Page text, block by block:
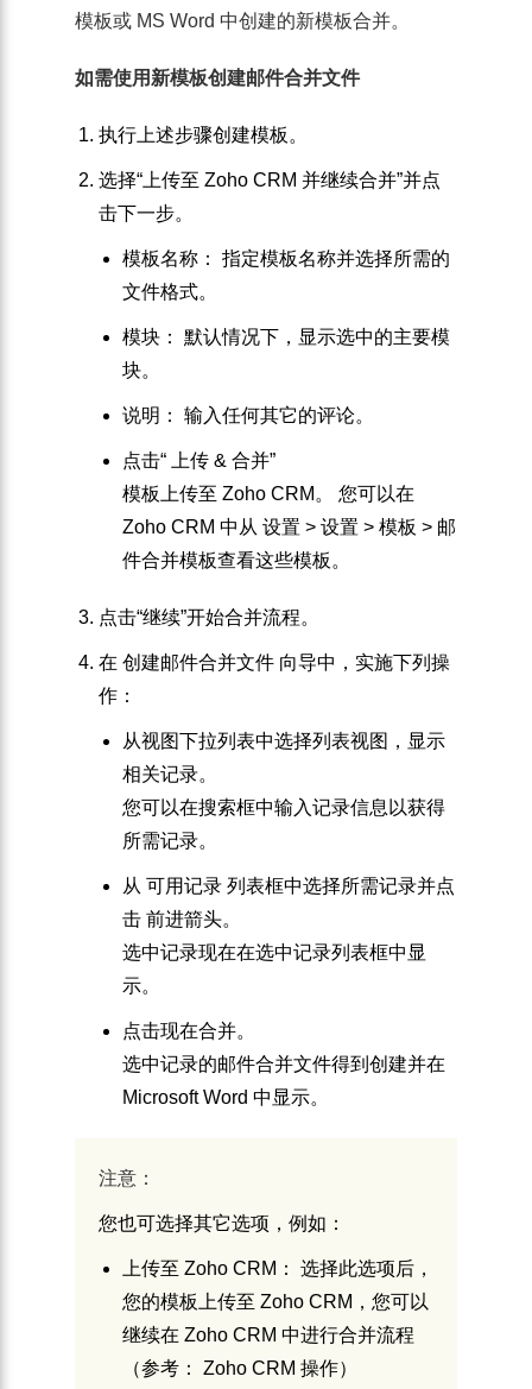
模板或 MS Word 中创建的新模板合并。
如需使用新模板创建邮件合并文件
执行上述步骤创建模板。
选择“上传至 Zoho CRM 并继续合并”并点
击下一步。
模板名称： 指定模板名称并选择所需的
文件格式。
模块： 默认情况下，显示选中的主要模
块。
说明 ： 输入任何其它的评论。
点击“上传 & 合并”
模板上传至 Zoho CRM。 您可以在
Zoho CRM 中从 设置 > 设置 > 模板 >邮
件合并模板查看这些模板。
点击“继续”开始合并流程。
在 创建邮件合并文件 向导中，实施下列操
作：
从视图下拉列表中选择列表视图，显示
相关记录。
您可以在搜索框中输入记录信息以获得
所需记录。
从 可用记录列表框中选择所需记录并点
击 前进箭头。
选中记录现在在选中记录列表框中显
示。
点击现在合并。
选中记录的邮件合并文件得到创建并在
Microsoft Word 中显示。
注意：
您也可选择其它选项，例如：
上传至 Zoho CRM ： 选择此选项后，
您的模板上传至 Zoho CRM，您可以
继续在 Zoho CRM 中进行合并流程
（参考： Zoho CRM 操作）